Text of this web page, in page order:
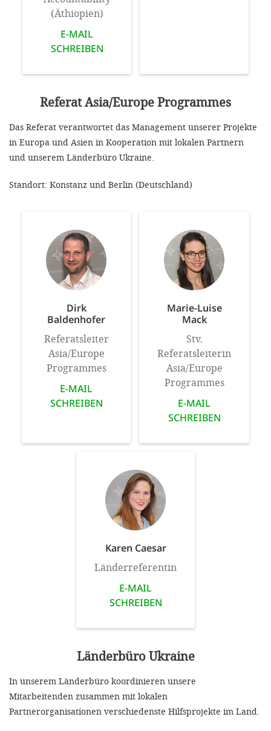
(Äthiopien)
E-MAIL
SCHREIBEN
Referat Asia/Europe Programmes
Das Referat verantwortet das Management unserer Projekte
in Europa und Asien in Kooperation mit lokalen Partnern
und unserem Länderbüro Ukraine.
Standort: Konstanz und Berlin (Deutschland)
Dirk
Baldenhofer
Referatsleiter
Asia/Europe
Programmes
E-MAIL
SCHREIBEN
Marie-Luise
Mack
Stv.
Referatsleiterin
Asia/Europe
Programmes
E-MAIL
SCHREIBEN
Karen Caesar
Länderreferentin
E-MAIL
SCHREIBEN
Länderbüro Ukraine
In unserem Länderbüro koordinieren unsere
Mitarbeitenden zusammen mit lokalen
Partnerorganisationen verschiedenste Hilfsprojekte im Land.